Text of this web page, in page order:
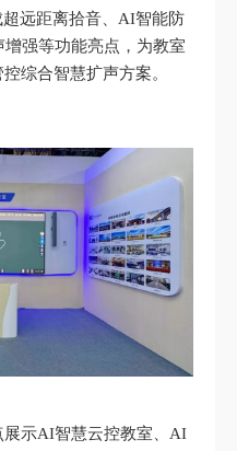
远距离拾音、AI智能防
强等功能亮点，为教室
综合智慧扩声方案。
展示AI智慧云控教室、AI